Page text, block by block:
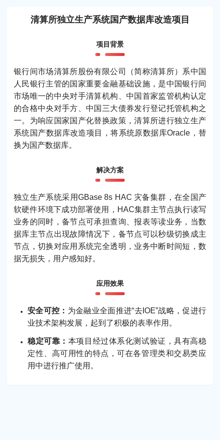
清算所独立生产系统国产数据库改造项目
项目背景
银行间市场清算所股份有限公司（简称清算所）系中国
人民银行主管的国家重要金融基础设施，是中国银行间
市场唯一的中央对手清算机构、中国首家监管机构认定
的合格中央对手方、中国三大债券发行登记托管机构之
一。为响应国家国产化替换政策，清算所进行独立生产
系统国产数据库改造项目，将系统原数据库Oracle，替
换为国产数据库。
解决方案
独立生产系统采用GBase 8s HAC 灾备集群，在全国产
软硬件环境下成功部署使用，HAC集群主节点执行读写
业务的同时，备节点可承担查询、报表等读业务，当数
据库主节点出现故障情况下，备节点可以秒级切换成主
节点，切换对应用系统完全透明，业务中断时间短，数
据无损失，用户感知好。
应用效果
安全可控： 为金融业全面推进“去IOE”战略，促进行
业技术架构发展，起到了积极的表率作用。
稳定可靠： 本项目经过体系化测试验证，具有高稳
定性、高可用性的特点，可在各管理类和交易类应
用中进行推广使用。